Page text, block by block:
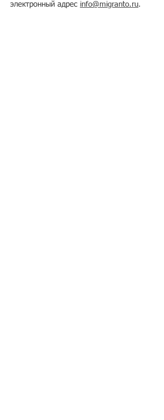
электронный адрес info@migranto.ru.